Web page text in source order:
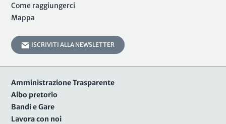
Come raggiungerci
Mappa
ISCRIVITI ALLA NEWSLETTER
Amministrazione Trasparente
Albo pretorio
Bandi e Gare
Lavora con noi